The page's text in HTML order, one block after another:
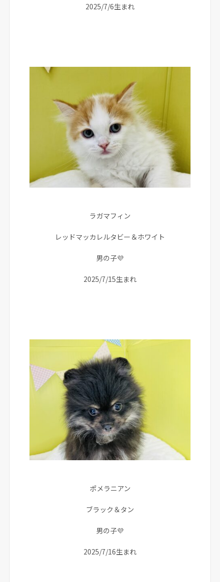
2025/7/6生まれ
ラガマフィン
レッドマッカレルタビー＆ホワイト
男の子💜
2025/7/15生まれ
ポメラニアン
ブラック＆タン
男の子💜
2025/7/16生まれ